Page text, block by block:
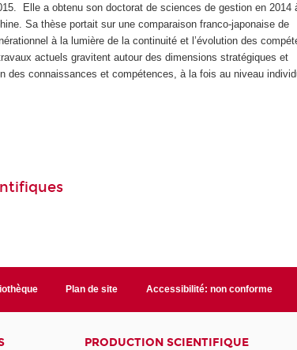
Elle a obtenu son doctorat de sciences de gestion en 2014
Sa thèse portait sur une comparaison franco-japonaise de
à la lumière de la continuité et l’évolution des
actuels gravitent autour des dimensions stratégiques et
des connaissances et compétences, à la fois au niveau
Plan de site Accessibilité: non conforme
PRODUCTION SCIENTIFIQUE